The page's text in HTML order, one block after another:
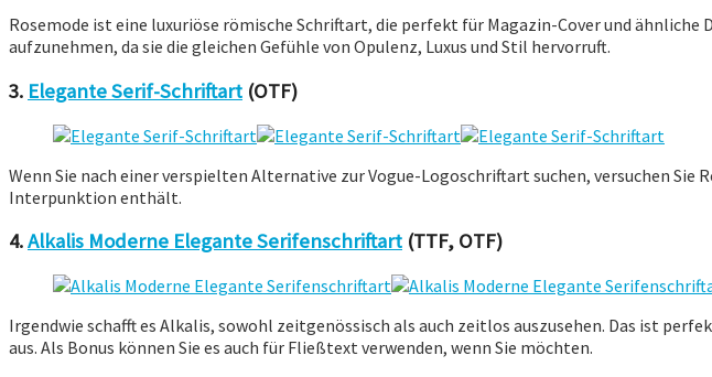
Rosemode ist eine luxuriöse römische Schriftart, die perfekt für Magazin-Cover und
aufzunehmen, da sie die gleichen Gefühle von Opulenz, Luxus und Stil hervorruft.
3. Elegante Serif-Schriftart (OTF)
Wenn Sie nach einer verspielten Alternative zur Vogue-Logoschriftart suchen, versuchen
Interpunktion enthält.
4.Alkalis Moderne Elegante Serifenschriftart (TTF, OTF)
Irgendwie schafft es Alkalis, sowohl zeitgenössisch als auch zeitlos auszusehen. Das ist
aus. Als Bonus können Sie es auch für Fließtext verwenden, wenn Sie möchten.